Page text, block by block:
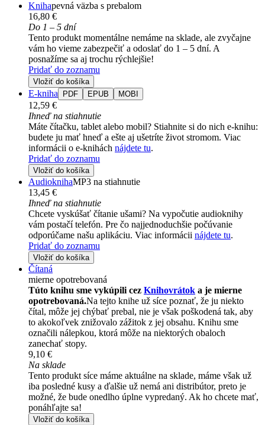
Knihapevná väzba s prebalom
16,80 €
Do 1 – 5 dní
Tento produkt momentálne nemáme na sklade, ale zvyčajne
vám ho vieme zabezpečiť a odoslať do 1 – 5 dní. A
posnažíme sa aj trochu rýchlejšie!
Pridať do zoznamu
Vložiť do košíka
E-kniha PDF EPUB MOBI
12,59 €
Ihneď na stiahnutie
Máte čítačku, tablet alebo mobil? Stiahnite si do nich e-knihu:
budete ju mať hneď a ešte aj ušetríte život stromom. Viac
informácii o e-knihách nájdete tu.
Pridať do zoznamu
Vložiť do košíka
AudioknihaMP3 na stiahnutie
13,45 €
Ihneď na stiahnutie
Chcete vyskúšať čítanie ušami? Na vypočutie audioknihy
vám postačí telefón. Pre čo najjednoduchšie počúvanie
odporúčame našu aplikáciu. Viac informácii nájdete tu.
Pridať do zoznamu
Vložiť do košíka
Čítaná
mierne opotrebovaná
Túto knihu sme vykúpili cez Knihovrátok a je mierne
opotrebovaná.Na tejto knihe už síce poznať, že ju niekto
čítal, môže jej chýbať prebal, nie je však poškodená tak, aby
to akokoľvek znižovalo zážitok z jej obsahu. Knihu sme
označili nálepkou, ktorá môže na niektorých obaloch
zanechať stopy.
9,10 €
Na sklade
Tento produkt síce máme aktuálne na sklade, máme však už
iba posledné kusy a ďalšie už nemá ani distribútor, preto je
možné, že bude onedlho úplne vypredaný. Ak ho chcete mať,
ponáhľajte sa!
Vložiť do košíka